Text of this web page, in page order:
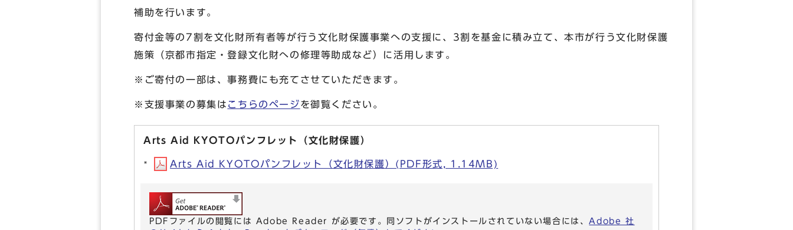
補助を行います。
寄付金等の7割を文化財所有者等が行う文化財保護事業への支援に、3割を基金に積み立て、本市が行う文化財保護
施策（京都市指定・登録文化財への修理等助成など）に活用します。
※ご寄付の一部は、事務費にも充てさせていただきます。
※支援事業の募集は こちらのページを御覧ください。
Arts Aid KYOTOパンフレット（文化財保護）
Arts Aid KYOTOパンフレット（文化財保護）(PDF形式, 1.14MB)
PDFファイルの閲覧には Adobe Reader が必要です。同ソフトがインストールされていない場合には、Adobe 社